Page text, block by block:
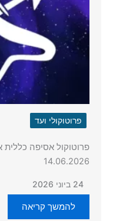
פרוטוקולי ועד
פרוטוקול אסיפה כללית
14.06.2026
24 ביוני 2026
להמשך קריאה